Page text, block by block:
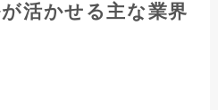
活かせる主な業界